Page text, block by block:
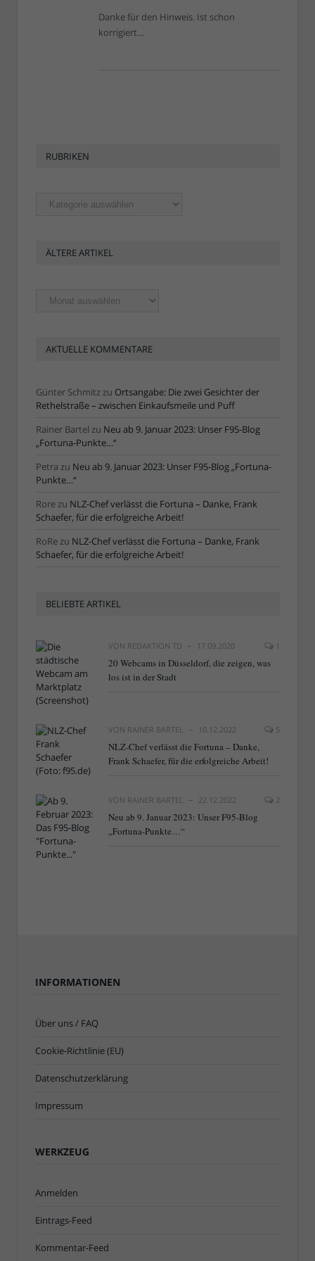
Danke für den Hinweis. Ist schon
korrigiert…
RUBRIKEN
Rubriken
ÄLTERE ARTIKEL
Ältere
Artikel
AKTUELLE KOMMENTARE
Günter Schmitzzu Ortsangabe: Die zwei Gesichter der
Rethelstraße – zwischen Einkaufsmeile und Puff
Rainer Bartel zu Neu ab 9. Januar 2023: Unser F95-Blog
„Fortuna-Punkte…“
Petra zu Neu ab 9. Januar 2023: Unser F95-Blog „Fortuna-
Punkte…“
Rorezu NLZ-Chef verlässt die Fortuna – Danke, Frank
Schaefer, für die erfolgreiche Arbeit!
RoRezu NLZ-Chef verlässt die Fortuna – Danke, Frank
Schaefer, für die erfolgreiche Arbeit!
BELIEBTE ARTIKEL
VON REDAKTION TD 17.09.2020 1
20 Webcams in Düsseldorf, die zeigen, was
los ist in der Stadt
VON RAINER BARTEL 10.12.2022 5
NLZ-Chef verlässt die Fortuna – Danke,
Frank Schaefer, für die erfolgreiche Arbeit!
VON RAINER BARTEL 22.12.2022 2
Neu ab 9. Januar 2023: Unser F95-Blog
„Fortuna-Punkte…“
INFORMATIONEN
Über uns / FAQ
Cookie-Richtlinie (EU)
Datenschutzerklärung
Impressum
WERKZEUG
Anmelden
Eintrags-Feed
Kommentar-Feed